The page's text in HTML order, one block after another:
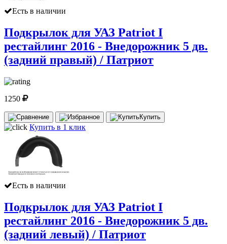
Есть в наличии
Подкрылок для УАЗ Patriot I
рестайлинг 2016 - Внедорожник 5 дв.
(задний правый) / Патриот
1250
Купить
Купить в 1 клик
Есть в наличии
Подкрылок для УАЗ Patriot I
рестайлинг 2016 - Внедорожник 5 дв.
(задний левый) / Патриот